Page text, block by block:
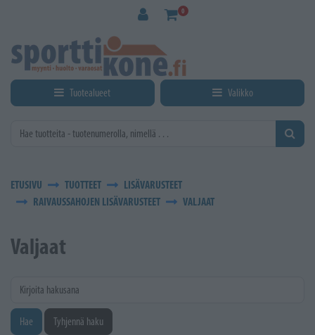
0
Tuotealueet Valikko
ETUSIVU TUOTTEET
LISÄVARUSTEET
RAIVAUSSAHOJEN LISÄVARUSTEET
VALJAAT
Valjaat
Kirjoita hakusana
Hae Tyhjennä haku